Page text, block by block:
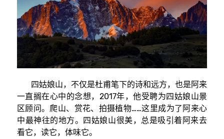
四姑娘山，不仅是杜甫笔下的诗和远方，也是阿来
一直搁在心中的念想，2017年，他受聘为四姑娘山景
区顾问。爬山、赏花、拍摄植物……这里成为了阿来心
中最神往的地方。四姑娘山很美，总是吸引着阿来去
看它，读它，体味它。